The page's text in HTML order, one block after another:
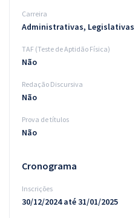
Carreira
Administrativas, Legislativas
TAF (Teste de Aptidão Física)
Não
Redação Discursiva
Não
Prova de títulos
Não
Cronograma
Inscrições
30/12/2024 até 31/01/2025